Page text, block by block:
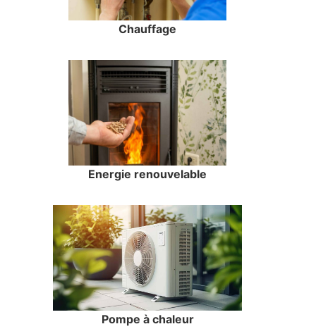
Chauffage
Energie renouvelable
Pompe à chaleur